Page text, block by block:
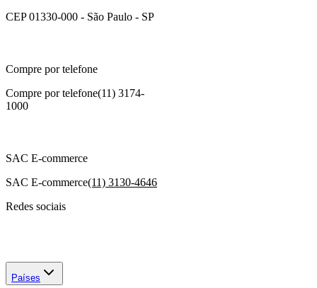
CEP 01330-000 - São Paulo - SP
Compre por telefone
Compre por telefone(11) 3174-
1000
SAC E-commerce
SAC E-commerce(11) 3130-4646
Redes sociais
Países